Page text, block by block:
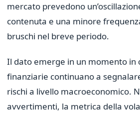
mercato prevedono
contenuta e una minore
bruschi nel breve periodo.
Il dato emerge in un momento in
finanziarie continuano a
rischi a livello macroeconomico.
avvertimenti, la metrica della